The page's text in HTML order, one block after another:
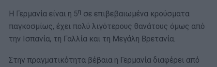
Η Γερμανία είναι η 5η σε επιβεβαιωμένα κρούσματα
παγκοσμίως, έχει πολύ λιγότερους θανάτους όμως από
την Ισπανία, τη Γαλλία και τη Μεγάλη Βρετανία.
Στην πραγματικότητα βέβαια η Γερμανία διαφέρει από